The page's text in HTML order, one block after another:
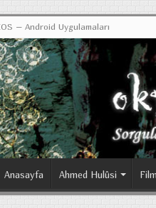
– Android Uygulamaları
Anasayfa Ahmed Hulûsi